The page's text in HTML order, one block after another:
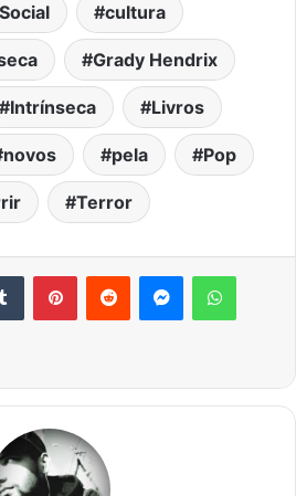
cultura
Grady Hendrix
Intrínseca Livros
novos pela Pop
Terror
Tumblr PinterestReddit Messenger